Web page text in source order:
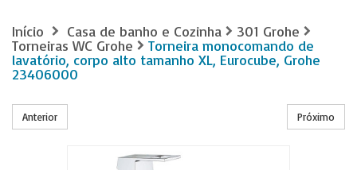
Início Casa de banho e Cozinha
301 Grohe
Torneiras WC Grohe
Torneira monocomando de
lavatório, corpo alto tamanho XL, Eurocube, Grohe
23406000
Anterior Próximo